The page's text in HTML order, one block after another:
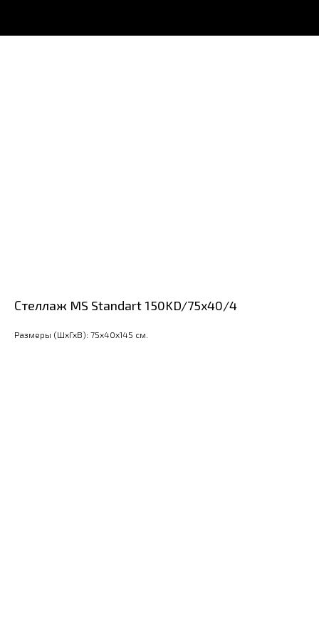
Стеллаж MS Standart 150KD/75x40/4
Размеры (ШхГхВ): 75x40x145 см.